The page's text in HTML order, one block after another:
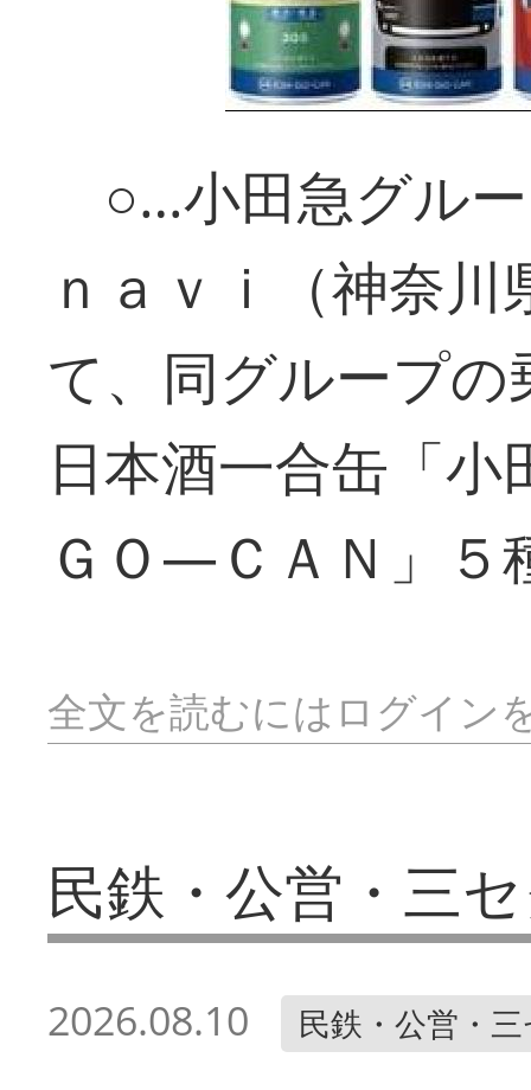
○…小田急グル
ｎａｖｉ（神奈
て、同グループ
日本酒一合缶「
ＧＯ―ＣＡＮ」５
全文を読むにはログイン
民鉄・公営・三
2026.08.10 民鉄・公営・